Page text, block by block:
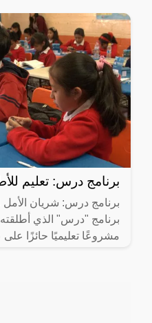
برنامج درس: تعليم
برنامج درس: شريان الأمل
مشروعًا تعليميًا حائزًا